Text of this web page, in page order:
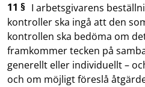
11 § I arbetsgivarens
kontroller ska ingå att den
kontrollen ska bedöma om
framkommer tecken på
generellt eller individuellt –
och om möjligt föreslå